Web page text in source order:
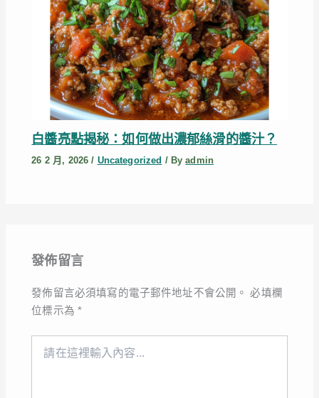
白醬亮點揭秘：如何做出濃郁絲滑的醬汁？
26 2 月, 2026/ Uncategorized / Byadmin
發佈留言
發佈留言必須填寫的電子郵件地址不會公開。 必填欄
位標示為*